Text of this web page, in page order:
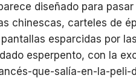
diseñado para
chinescas, carteles de
esparcidas por
esperpento, con la
que-salía-en-la-peli-